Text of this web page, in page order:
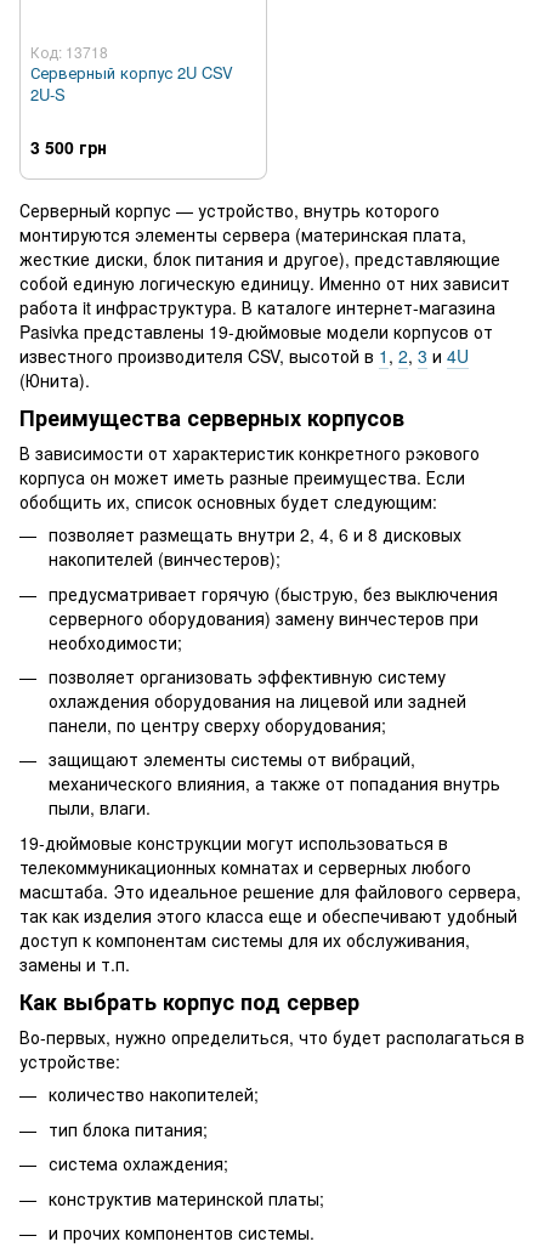
Код: 13718
Серверный корпус 2U CSV
2U-S
3 500 грн
Серверный корпус — устройство, внутрь которого
монтируются элементы сервера (материнская плата,
жесткие диски, блок питания и другое), представляющие
собой единую логическую единицу. Именно от них зависит
работа it инфраструктура. В каталоге интернет-магазина
Pasivka представлены 19-дюймовые модели корпусов от
известного производителя CSV, высотой в 1 , 2, 3 и 4U
(Юнита).
Преимущества серверных корпусов
В зависимости от характеристик конкретного рэкового
корпуса он может иметь разные преимущества. Если
обобщить их, список основных будет следующим:
позволяет размещать внутри 2, 4, 6 и 8 дисковых
накопителей (винчестеров);
предусматривает горячую (быструю, без выключения
серверного оборудования) замену винчестеров при
необходимости;
позволяет организовать эффективную систему
охлаждения оборудования на лицевой или задней
панели, по центру сверху оборудования;
защищают элементы системы от вибраций,
механического влияния, а также от попадания внутрь
пыли, влаги.
19-дюймовые конструкции могут использоваться в
телекоммуникационных комнатах и серверных любого
масштаба. Это идеальное решение для файлового сервера,
так как изделия этого класса еще и обеспечивают удобный
доступ к компонентам системы для их обслуживания,
замены и т.п.
Как выбрать корпус под сервер
Во-первых, нужно определиться, что будет располагаться в
устройстве:
количество накопителей;
тип блока питания;
система охлаждения;
конструктив материнской платы;
и прочих компонентов системы.